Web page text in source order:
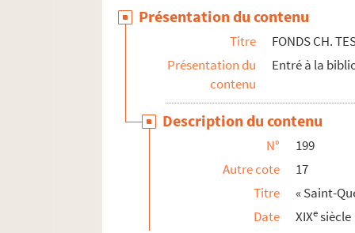
FONDS CH. GOMART
Présentation du contenu
Titre
FONDS CH.
Présentation du
contenu
Entré à la
Description du contenu
N°
199
Autre cote
17
Titre
« Saint-
Date
XIXesiècle